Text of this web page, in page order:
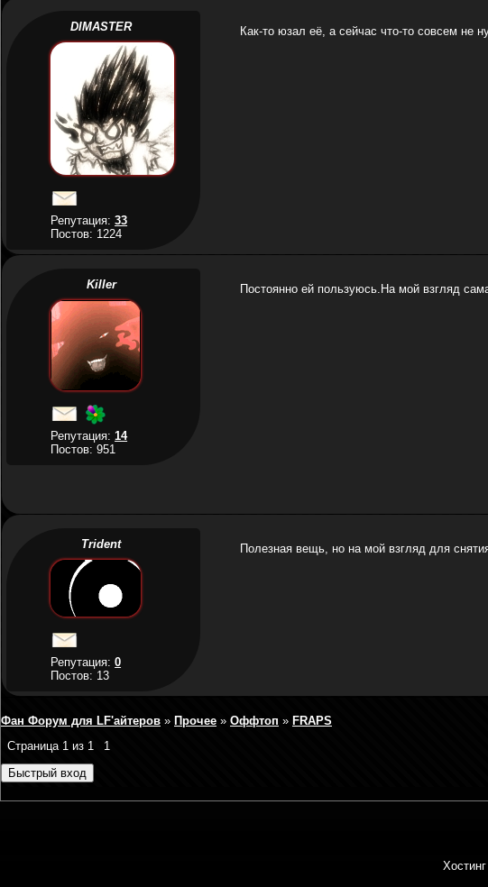
DIMASTER
Репутация:33
Постов: 1224
Как-то юзал её, а сейчас что-то совсем не
Killer
Репутация:14
Постов: 951
Постоянно ей пользуюсь.На мой взгляд
Trident
Репутация:0
Постов: 13
Полезная вещь, но на мой взгляд для
Фан Форум для LF'айтеров » Прочее » Оффтоп » FRAPS
Страница 1 из 1
1